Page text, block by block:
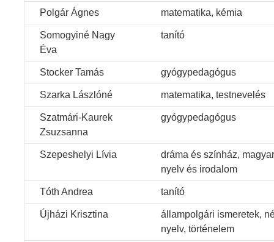
Polgár Ágnes matematika, kémia
Somogyiné Nagy
Éva
tanító
Stocker Tamás gyógypedagógus
Szarka Lászlóné matematika, testnevelés
Szatmári-Kaurek
Zsuzsanna
gyógypedagógus
Szepeshelyi Lívia
dráma és színház, magyar
nyelv és irodalom
Tóth Andrea tanító
Újházi Krisztina
állampolgári ismeretek,
nyelv, történelem